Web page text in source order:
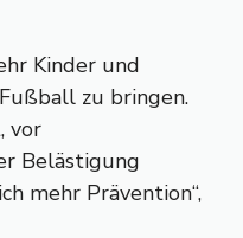
Kinder und
zu bringen.
vor
Belästigung
mehr Prävention“,